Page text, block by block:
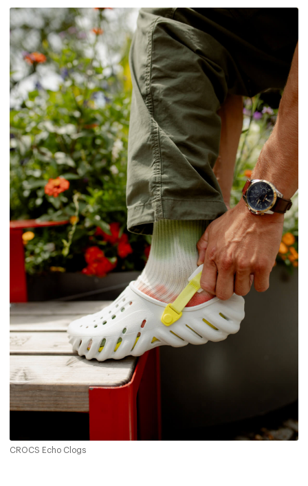
CROCS Echo Clogs